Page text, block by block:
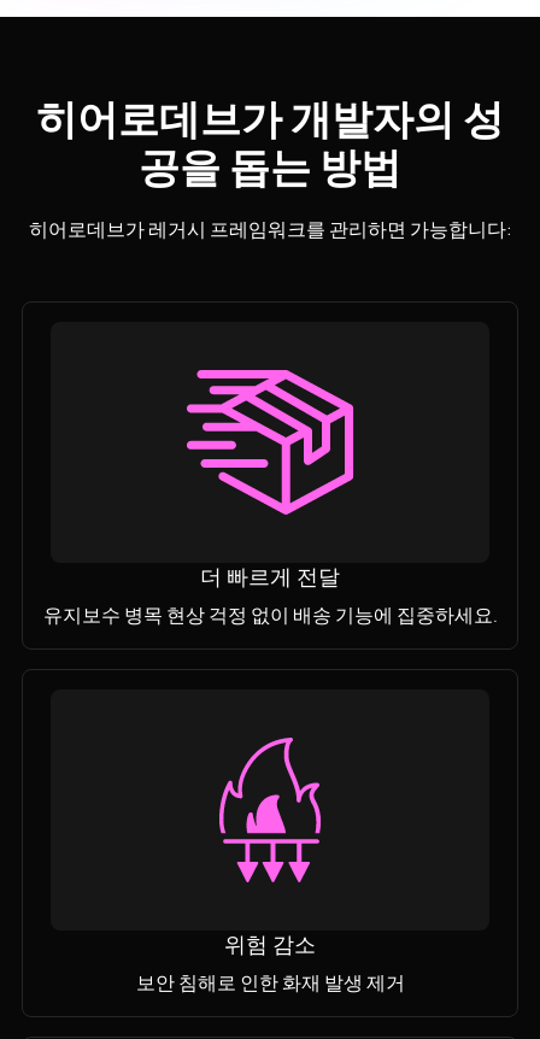
히어로데브가 개발자의 성
공을 돕는 방법
히어로데브가 레거시 프레임워크를 관리하면 가능합니다:
더 빠르게 전달
유지보수 병목 현상 걱정 없이 배송 기능에 집중하세요.
위험 감소
보안 침해로 인한 화재 발생 제거